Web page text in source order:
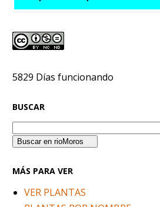
5829 Días funcionando
BUSCAR
MÁS PARA VER
VER PLANTAS